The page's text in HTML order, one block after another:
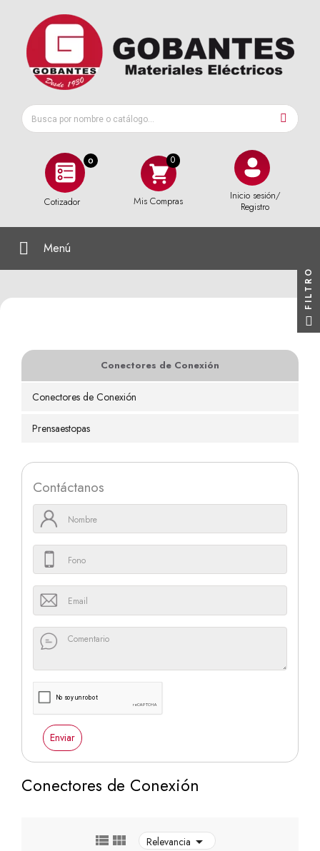
0
Cotizador Mis Compras
Inicio sesión/
Registro
Menú
Conectores de Conexión
Conectores de Conexión
Prensaestopas
Contáctanos
Enviar
Conectores de Conexión
  Relevancia 
FILTRO